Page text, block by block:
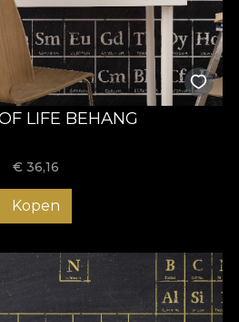
LIFE BEHANG
€ 36,16
Kopen